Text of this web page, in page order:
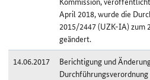
April 2018, wurde die
2015/2447 (UZK-IA) zum
geändert.
14.06.2017
Berichtigung und